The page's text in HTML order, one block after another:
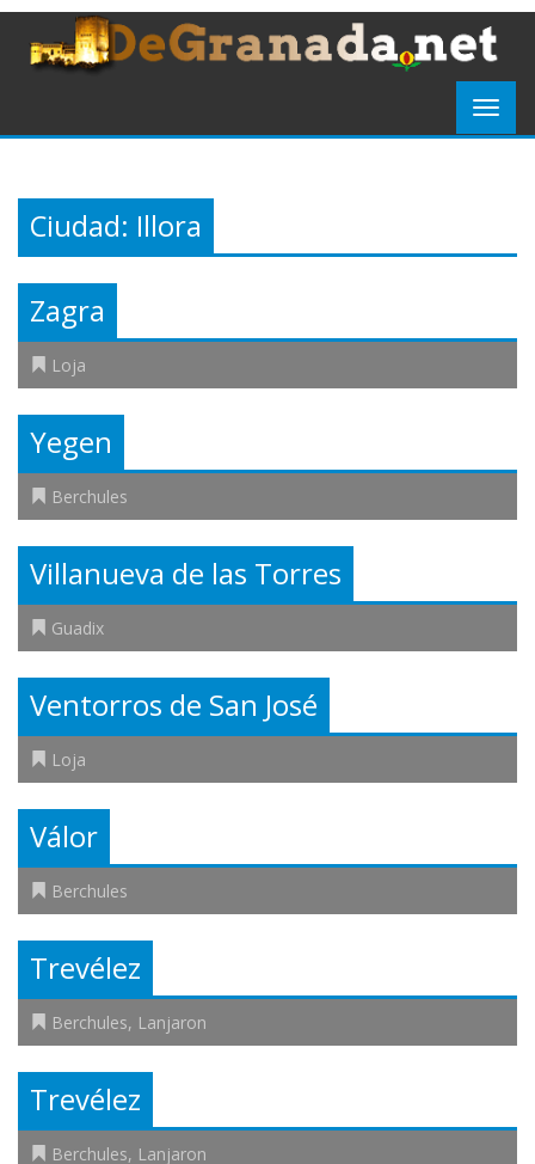
Ciudad: Illora
Zagra
Loja
Yegen
Berchules
Villanueva de las Torres
Guadix
Ventorros de San José
Loja
Válor
Berchules
Trevélez
Berchules, Lanjaron
Trevélez
Berchules, Lanjaron